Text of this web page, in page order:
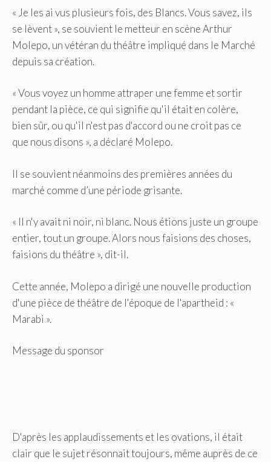
« Je les ai vus plusieurs fois, des Blancs. Vous savez, ils
se lèvent », se souvient le metteur en scène Arthur
Molepo, un vétéran du théâtre impliqué dans le Marché
depuis sa création.
« Vous voyez un homme attraper une femme et sortir
pendant la pièce, ce qui signifie qu'il était en colère,
bien sûr, ou qu'il n'est pas d'accord ou ne croit pas ce
que nous disons », a déclaré Molepo.
Il se souvient néanmoins des premières années du
marché comme d’une période grisante.
« Il n'y avait ni noir, ni blanc. Nous étions juste un groupe
entier, tout un groupe. Alors nous faisions des choses,
faisions du théâtre », dit-il.
Cette année, Molepo a dirigé une nouvelle production
d'une pièce de théâtre de l'époque de l'apartheid : «
Marabi ».
Message du sponsor
D'après les applaudissements et les ovations, il était
clair que le sujet résonnait toujours, même auprès de ce